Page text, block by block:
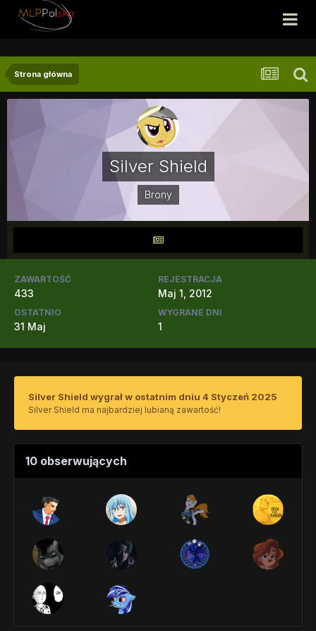
Strona główna
Silver Shield
Brony
ZAWARTOŚĆ
433
REJESTRACJA
Maj 1, 2012
OSTATNIO
31 Maj
WYGRANE DNI
1
Silver Shield wygrał w ostatnim dniu 4 Styczeń 2025
Silver Shield ma najbardziej lubianą zawartość!
10 obserwujących